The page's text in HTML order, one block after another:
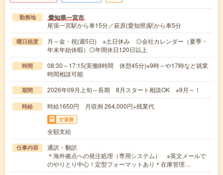
勤務地 愛知県一宮市
尾張一宮駅から車15分／萩原(愛知県)駅から車5分
曜日頻度
月～金・祝(週5日) ※土日休み ◎会社カレンダー（夏季・
年末年始休暇）◎年間休日120日以上
時間
08:30～17:15(実働8時間 休憩45分)※9時～や17時など就業
時間相談可能
期間 2026年09月上旬～長期 8月スタート相談OK ※9月～！
時給 時給1650円 月収例 264,000円+残業代
交通費
全額支給
仕事内容
通訳・翻訳
＊海外拠点への発注処理（専用システム） ※英文メールで
のやりとり中心！定型フォーマットあり＊在庫管理…